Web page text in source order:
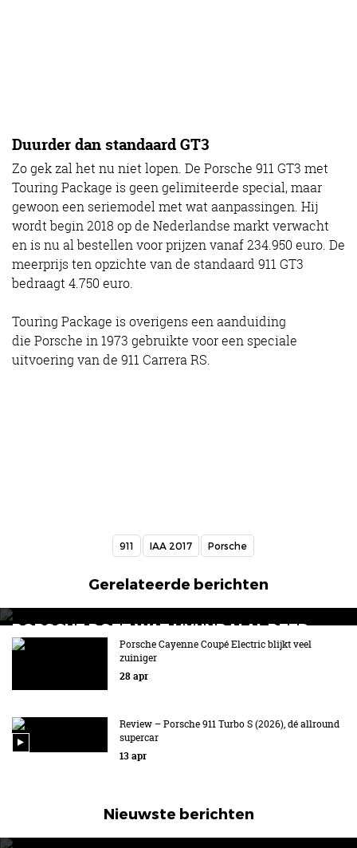
Duurder dan standaard GT3
Zo gek zal het nu niet lopen. De Porsche 911 GT3 met
Touring Package is geen gelimiteerde special, maar
gewoon een seriemodel met wat aanpassingen. Hij
wordt begin 2018 op de Nederlandse markt verwacht
en is nu al bestellen voor prijzen vanaf 234.950 euro. De
meerprijs ten opzichte van de standaard 911 GT3
bedraagt 4.750 euro.
Touring Package is overigens een aanduiding
die Porsche in 1973 gebruikte voor een speciale
uitvoering van de 911 Carrera RS.
911 IAA 2017 Porsche
Gerelateerde berichten
PORSCHE DOET WAT HYUNDAI AL DEED
Zelf schakelen met E-Shift!Porsche Cayenne Coupé Electric blijkt veel
zuiniger
28 apr
Review – Porsche 911 Turbo S (2026), dé allround
supercar
13 apr
Nieuwste berichten